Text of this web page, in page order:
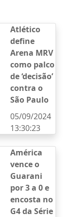
Atlético
define
Arena MRV
como palco
de ‘decisão’
contra o
São Paulo
05/09/2024
13:30:23
América
vence o
Guarani
por 3 a 0 e
encosta no
G4 da Série